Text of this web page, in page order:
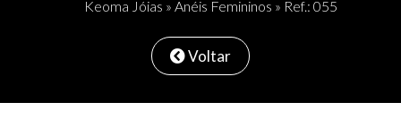
Keoma Jóias » Anéis Femininos » Ref.: 055
Voltar